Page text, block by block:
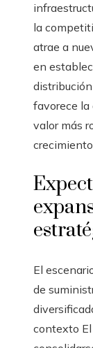
la
atrae a
en
favorece la
valor más
El
de
contexto El